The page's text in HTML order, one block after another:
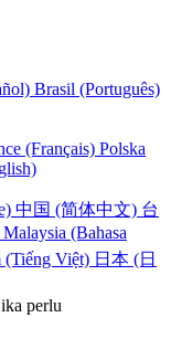
Brasil (Português)
(Français) Polska
中国 (简体中文) 台
Malaysia (Bahasa
(Tiếng Việt) 日本 (日
perlu